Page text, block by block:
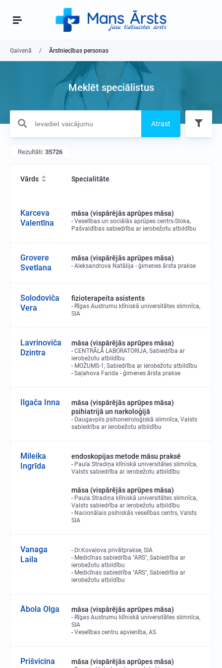
Galvenā Ārstniecības personas
Meklēt speciālistus
Atrast
Rezultāti: 35726
Vārds Specialitāte
Karceva
Valentīna
māsa (vispārējās aprūpes māsa)
Veselības un sociālās aprūpes centrs-Sloka,
Pašvaldības sabiedrība ar ierobežotu atbildību
Grovere
Svetlana
māsa (vispārējās aprūpes māsa)
Aleksandrova Natālija - ģimenes ārsta prakse
Solodoviča
Vera
fizioterapeita asistents
Rīgas Austrumu klīniskā universitātes slimnīca,
SIA
Lavrinoviča
Dzintra
māsa (vispārējās aprūpes māsa)
CENTRĀLĀ LABORATORIJA, Sabiedrība ar
ierobežotu atbildību
MOŽUMS-1, Sabiedrība ar ierobežotu atbildību
Saļahova Farida - ģimenes ārsta prakse
Ilgača Inna
māsa (vispārējās aprūpes māsa)
psihiatrijā un narkoloģijā
Daugavpils psihoneiroloģiskā slimnīca, Valsts
sabiedrība ar ierobežotu atbildību
Mileika
Ingrīda
endoskopijas metode māsu praksē
Paula Stradiņa klīniskā universitātes slimnīca,
Valsts sabiedrība ar ierobežotu atbildību
māsa (vispārējās aprūpes māsa)
Paula Stradiņa klīniskā universitātes slimnīca,
Valsts sabiedrība ar ierobežotu atbildību
Nacionālais psihiskās veselības centrs, Valsts
SIA
Vanaga
Laila
Dr.Kovaļova privātprakse, SIA
Medicīnas sabiedrība "ARS", Sabiedrība ar
ierobežotu atbildību
Medicīnas sabiedrība "ARS", Sabiedrība ar
ierobežotu atbildību
Ābola Olga māsa (vispārējās aprūpes māsa)
Rīgas Austrumu klīniskā universitātes slimnīca,
SIA
Veselības centru apvienība, AS
Prišvicina
māsa (vispārējās aprūpes māsa)